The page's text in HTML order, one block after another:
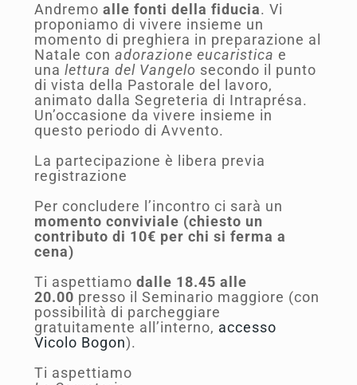
Andremo alle fonti della fiducia. Vi
proponiamo di vivere insieme un
momento di preghiera in preparazione al
Natale con adorazione eucaristica e
una lettura del Vangelo secondo il punto
di vista della Pastorale del lavoro,
animato dalla Segreteria di Intraprésa.
Un’occasione da vivere insieme in
questo periodo di Avvento.
La partecipazione è libera previa
registrazione
Per concludere l’incontro ci sarà un
momento conviviale (chiesto un
contributo di 10€ per chi si ferma a
cena)
Ti aspettiamo dalle 18.45 alle
20.00 presso il Seminario maggiore (con
possibilità di parcheggiare
gratuitamente all’interno, accesso
Vicolo Bogon).
Ti aspettiamo